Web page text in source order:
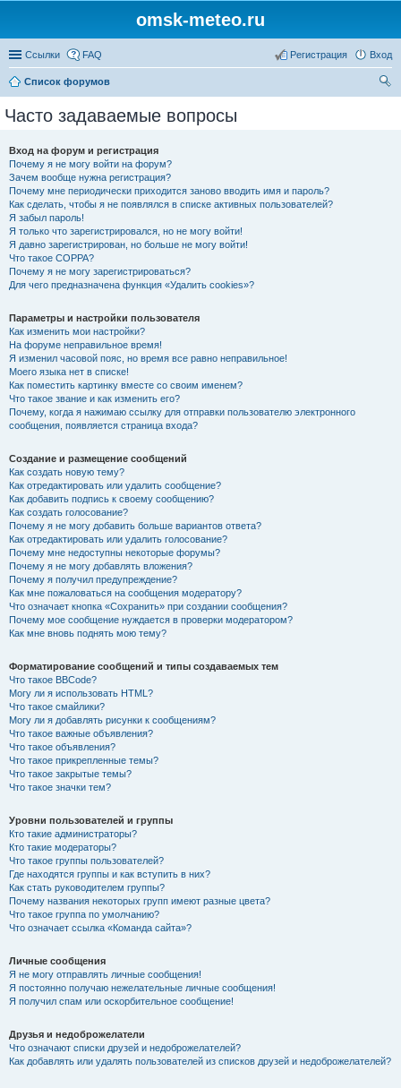
omsk-meteo.ru
Ссылки FAQ Вход
Регистрация
Список форумов
Часто задаваемые вопросы
Вход на форум и регистрация
Почему я не могу войти на форум?
Зачем вообще нужна регистрация?
Почему мне периодически приходится заново вводить имя и пароль?
Как сделать, чтобы я не появлялся в списке активных пользователей?
Я забыл пароль!
Я только что зарегистрировался, но не могу войти!
Я давно зарегистрирован, но больше не могу войти!
Что такое COPPA?
Почему я не могу зарегистрироваться?
Для чего предназначена функция «Удалить cookies»?
Параметры и настройки пользователя
Как изменить мои настройки?
На форуме неправильное время!
Я изменил часовой пояс, но время все равно неправильное!
Моего языка нет в списке!
Как поместить картинку вместе со своим именем?
Что такое звание и как изменить его?
Почему, когда я нажимаю ссылку для отправки пользователю электронного
сообщения, появляется страница входа?
Создание и размещение сообщений
Как создать новую тему?
Как отредактировать или удалить сообщение?
Как добавить подпись к своему сообщению?
Как создать голосование?
Почему я не могу добавить больше вариантов ответа?
Как отредактировать или удалить голосование?
Почему мне недоступны некоторые форумы?
Почему я не могу добавлять вложения?
Почему я получил предупреждение?
Как мне пожаловаться на сообщения модератору?
Что означает кнопка «Сохранить» при создании сообщения?
Почему мое сообщение нуждается в проверки модератором?
Как мне вновь поднять мою тему?
Форматирование сообщений и типы создаваемых тем
Что такое BBCode?
Могу ли я использовать HTML?
Что такое смайлики?
Могу ли я добавлять рисунки к сообщениям?
Что такое важные объявления?
Что такое объявления?
Что такое прикрепленные темы?
Что такое закрытые темы?
Что такое значки тем?
Уровни пользователей и группы
Кто такие администраторы?
Кто такие модераторы?
Что такое группы пользователей?
Где находятся группы и как вступить в них?
Как стать руководителем группы?
Почему названия некоторых групп имеют разные цвета?
Что такое группа по умолчанию?
Что означает ссылка «Команда сайта»?
Личные сообщения
Я не могу отправлять личные сообщения!
Я постоянно получаю нежелательные личные сообщения!
Я получил спам или оскорбительное сообщение!
Друзья и недоброжелатели
Что означают списки друзей и недоброжелателей?
Как добавлять или удалять пользователей из списков друзей и недоброжелателей?